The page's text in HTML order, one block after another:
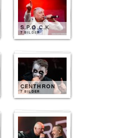
S.P.O.C.K
7 BILDER
CENTHRON
7 BILDER